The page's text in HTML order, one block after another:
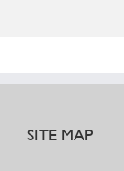
SITE MAP